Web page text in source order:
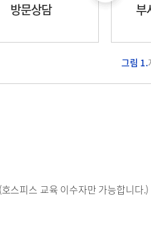
방문상담 부
그림 1.
스피스 교육 이수자만 가능합니다.)